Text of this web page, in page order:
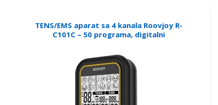
TENS/EMS aparat sa 4 kanala Roovjoy R-
C101C – 50 programa, digitalni